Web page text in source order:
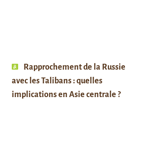
Rapprochement de la Russie
avec les Talibans : quelles
implications en Asie centrale ?